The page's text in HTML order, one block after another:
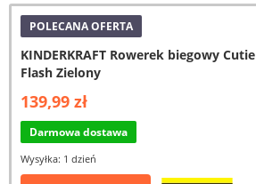
POLECANA OFERTA
KINDERKRAFT Rowerek biegowy Cutie
Flash Zielony
139,99 zł
Darmowa dostawa
Wysyłka: 1 dzień